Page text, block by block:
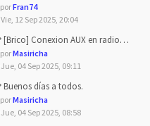
porFran74
Vie, 12 Sep 2025, 20:04
[Brico] Conexion AUX en radio de origen
porMasiricha
Jue, 04 Sep 2025, 09:11
Buenos días a todos.
porMasiricha
Jue, 04 Sep 2025, 08:58